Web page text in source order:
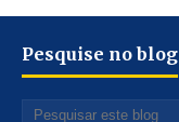
Pesquise no blog